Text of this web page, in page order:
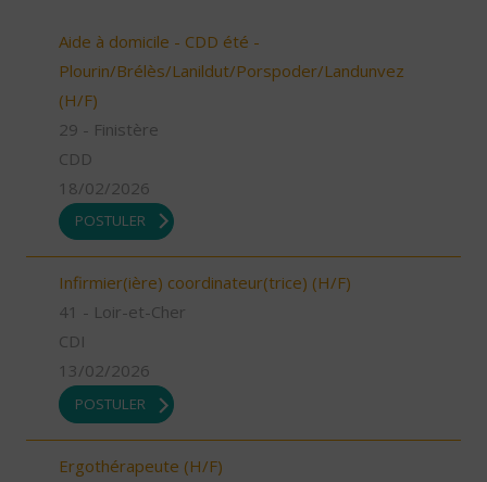
Aide à domicile - CDD été -
Plourin/Brélès/Lanildut/Porspoder/Landunvez
(H/F)
29 - Finistère
CDD
18/02/2026
POSTULER
Infirmier(ière) coordinateur(trice) (H/F)
41 - Loir-et-Cher
CDI
13/02/2026
POSTULER
Ergothérapeute (H/F)